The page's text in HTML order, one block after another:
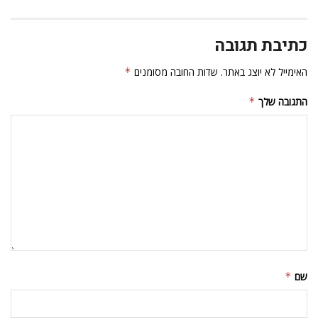
כתיבת תגובה
האימייל לא יוצג באתר. שדות החובה מסומנים *
התגובה שלך *
שם *